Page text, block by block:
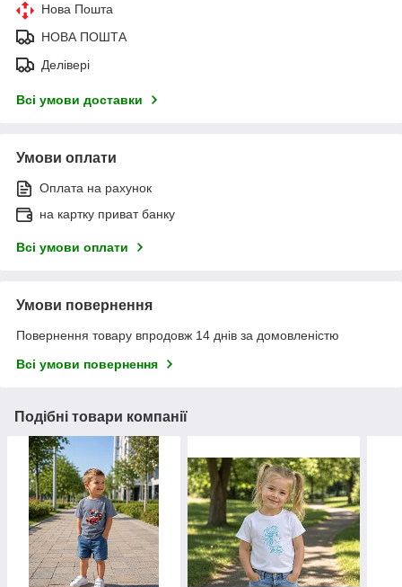
Нова Пошта
НОВА ПОШТА
Делівері
Всі умови доставки
Умови оплати
Оплата на рахунок
на картку приват банку
Всі умови оплати
Умови повернення
Повернення товару впродовж 14 днів за домовленістю
Всі умови повернення
Подібні товари компанії